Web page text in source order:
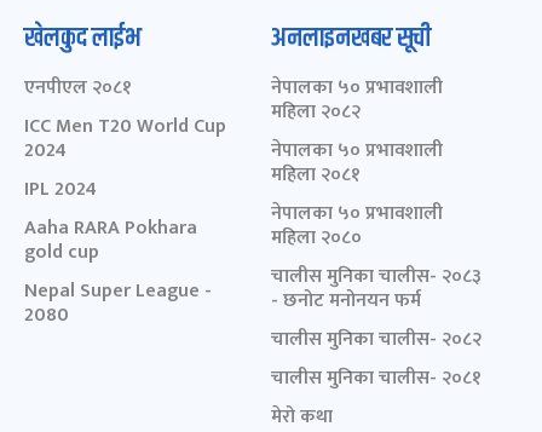
खेलकुद लाईभ
एनपीएल २०८१
ICC Men T20 World Cup
2024
IPL 2024
Aaha RARA Pokhara
gold cup
Nepal Super League -
2080
अनलाइनखबर सूची
नेपालका ५० प्रभावशाली
महिला २०८२
नेपालका ५० प्रभावशाली
महिला २०८१
नेपालका ५० प्रभावशाली
महिला २०८०
चालीस मुनिका चालीस- २०८३
- छनोट मनोनयन फर्म
चालीस मुनिका चालीस- २०८२
चालीस मुनिका चालीस- २०८१
मेरो कथा